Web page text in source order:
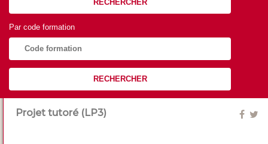
RECHERCHER
Par code formation
RECHERCHER
Projet tutoré (LP3)